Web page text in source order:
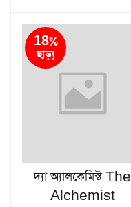
18%
ছাড়!
দ্যা অ্যালকেমিস্ট The
Alchemist